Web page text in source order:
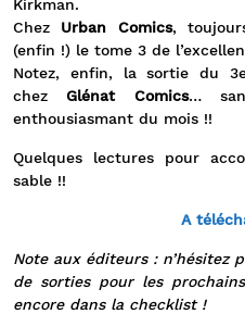
Kirkman.
Chez Urban Comics,
(enfin !) le tome 3 de
Notez, enfin, la sortie du
chezGlénat Comics…
enthousiasmant du mois !!
Quelques lectures pour
sable !!
A
Note aux éditeurs : n’hésitez
de sorties pour les
encore dans la checklist !